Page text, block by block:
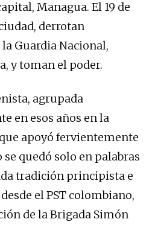
Managua. El 19 de
derrotan
Guardia Nacional,
y toman el poder.
agrupada
en esos años en la
apoyó fervientemente
quedó solo en palabras
tradición principista e
el PST colombiano,
de la Brigada Simón